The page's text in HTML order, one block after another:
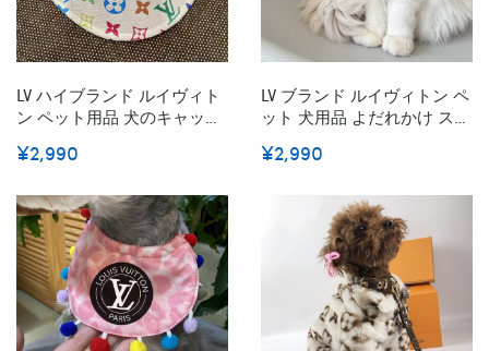
LV ハイブランド ルイヴィト
ン ペット用品 犬のキャップ
耐久性 おしゃれ モノグラム
猫用帽子 S/M 小中大型ペッ
ト適応
¥2,990
LV ブランド ルイヴィトン ペ
ット 犬用品 よだれかけ スカ
ンダナ LV 犬用よだれかけス
リー S~XL かわいい 犬の三
角巾 綿バンド 清潔にキープ
¥2,990